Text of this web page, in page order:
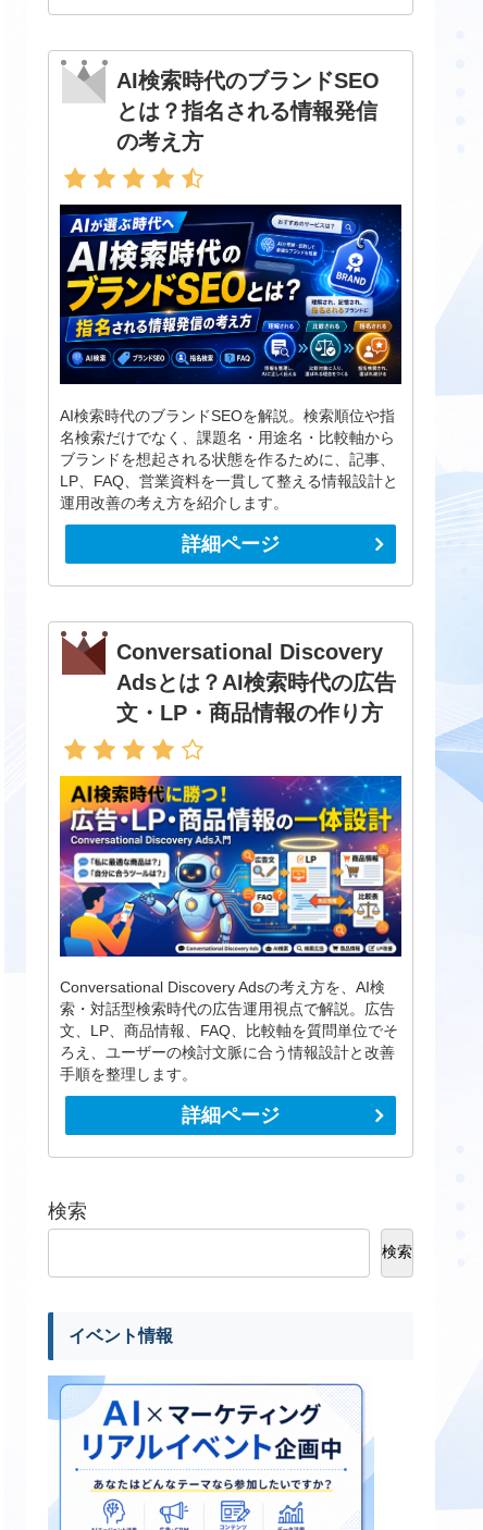
AI検索時代のブランドSEO
とは？指名される情報発信
の考え方
AI検索時代のブランドSEOを解説。検索順位や指
名検索だけでなく、課題名・用途名・比較軸から
ブランドを想起される状態を作るために、記事、
LP、FAQ、営業資料を一貫して整える情報設計と
運用改善の考え方を紹介します。
詳細ページ
Conversational Discovery
Adsとは？AI検索時代の広告
文・LP・商品情報の作り方
Conversational Discovery Adsの考え方を、AI検
索・対話型検索時代の広告運用視点で解説。広告
文、LP、商品情報、FAQ、比較軸を質問単位でそ
ろえ、ユーザーの検討文脈に合う情報設計と改善
手順を整理します。
詳細ページ
検索
検索
イベント情報